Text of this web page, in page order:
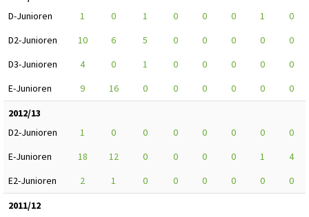
D-Junioren
1 0 1 0 0 0 1
0
D2-Junioren
10 6 5 0 0 0 0
0
D3-Junioren
4 0 1 0 0 0 0
0
E-Junioren
9 16 0 0 0 0 0
0
2012/13
D2-Junioren
1 0 0 0 0 0 0
0
E-Junioren
18 12 0 0 0 0 1
4
E2-Junioren
2 1 0 0 0 0 0
0
2011/12